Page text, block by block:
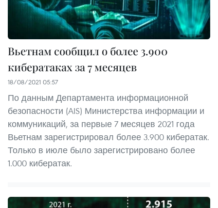
Вьетнам сообщил о более 3.900
кибератаках за 7 месяцев
18/08/2021 05:57
По данным Департамента информационной
безопасности (AIS) Министерства информации и
коммуникаций, за первые 7 месяцев 2021 года
Вьетнам зарегистрировал более 3.900 кибератак.
Только в июле было зарегистрировано более
1.000 кибератак.